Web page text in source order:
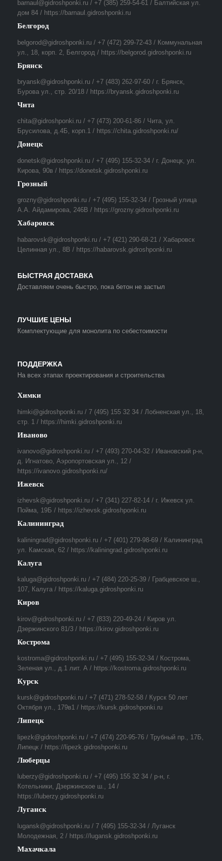
barnaul@gidroshponki.ru / +7 (385) 259-54-61 / Балтийская ул.
дом 84 / https://barnaul.gidroshponki.ru
Белгород
belgorod@gidroshponki.ru / +7 (472) 299-72-43 / Коммунальная
ул., 18, корп. 2, Белгород / https://belgorod.gidroshponki.ru
Брянск
bryansk@gidroshponki.ru / +7 (483) 262-97-60 / г. Брянск,
Бурова ул., стр. 20/18 / https://bryansk.gidroshponki.ru
Чита
chita@gidroshponki.ru / +7 (473) 200-61-86 / Чита, ул.
Брусилова, д.4Б, корп.1 / https://chita.gidroshponki.ru/
Донецк
donetsk@gidroshponki.ru / +7 (495) 155-32-34 / г. Донецк, ул.
Кирова, 90в / https://donetsk.gidroshponki.ru
Грозный
grozny@gidroshponki.ru / +7 (495) 155-32-34 / Грозный улица
А.А. Айдамирова, 246В / https://grozny.gidroshponki.ru
Хабаровск
habarovsk@gidroshponki.ru / +7 (421) 290-68-21 / Хабаровск
Целинная ул., 8В / https://habarovsk.gidroshponki.ru
БЫСТРАЯ ДОСТАВКА
Доставляем очень быстро, пока бетон не застыл
ЛУЧШИЕ ЦЕНЫ
Комплектующие для монолита по себестоимости
ПОДДЕРЖКА
На всех этапах проектирования и строительства
Химки
himki@gidroshponki.ru / 7 (495) 155 32 34 / Лобненская ул., 18,
стр. 1 / https://himki.gidroshponki.ru
Иваново
ivanovo@gidroshponki.ru / +7 (493) 270-04-32 / Ивановский р-н,
д. Игнатово, Аэропортовская ул., 12 /
https://ivanovo.gidroshponki.ru/
Ижевск
izhevsk@gidroshponki.ru / +7 (341) 227-82-14 / г. Ижевск ул.
Пойма, 19Б / https://izhevsk.gidroshponki.ru
Калининград
kaliningrad@gidroshponki.ru / +7 (401) 279-98-69 / Калининград
ул. Камская, 62 / https://kaliningrad.gidroshponki.ru
Калуга
kaluga@gidroshponki.ru / +7 (484) 220-25-39 / Грабцевское ш.,
107, Калуга / https://kaluga.gidroshponki.ru
Киров
kirov@gidroshponki.ru / +7 (833) 220-49-24 / Киров ул.
Дзержинского 81/3 / https://kirov.gidroshponki.ru
Кострома
kostroma@gidroshponki.ru / +7 (495) 155-32-34 / Кострома,
Зеленая ул., д.1 лит. А / https://kostroma.gidroshponki.ru
Курск
kursk@gidroshponki.ru / +7 (471) 278-52-58 / Курск 50 лет
Октября ул., 179в1 / https://kursk.gidroshponki.ru
Липецк
lipezk@gidroshponki.ru / +7 (474) 220-95-76 / Трубный пр., 17Б,
Липецк / https://lipezk.gidroshponki.ru
Люберцы
luberzy@gidroshponki.ru / +7 (495) 155 32 34 / р-н, г.
Котельники, Дзержинское ш., 14 /
https://luberzy.gidroshponki.ru
Луганск
lugansk@gidroshponki.ru / 7 (495) 155-32-34 / Луганск
Молодежная, 2 / https://lugansk.gidroshponki.ru
Махачкала